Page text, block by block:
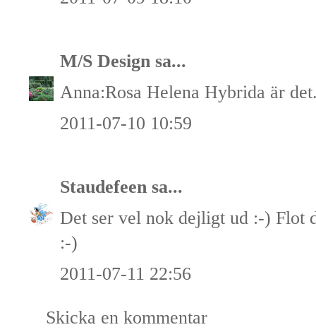
M/S Design sa...
Anna:Rosa Helena Hybrida är
2011-07-10 10:59
Staudefeen sa...
Det ser vel nok dejligt ud :-) Flot
:-)
2011-07-11 22:56
Skicka en kommentar